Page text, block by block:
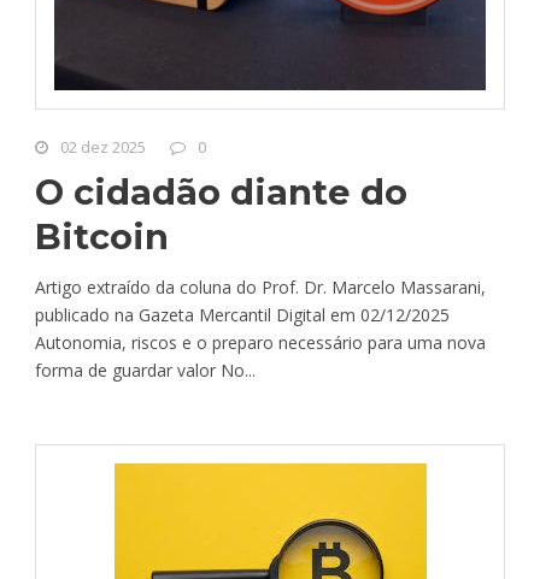
02 dez 2025 0
O cidadão diante do
Bitcoin
Artigo extraído da coluna do Prof. Dr. Marcelo Massarani,
publicado na Gazeta Mercantil Digital em 02/12/2025
Autonomia, riscos e o preparo necessário para uma nova
forma de guardar valor No...